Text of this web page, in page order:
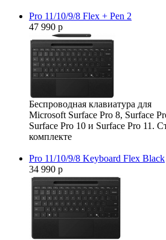
Pro 11/10/9/8 Flex + Pen 2
47 990 р
Беспроводная клавиатура для
Microsoft Surface Pro 8, Surface
Surface Pro 10 и Surface Pro 11.
комплекте
Pro 11/10/9/8 Keyboard Flex Black
34 990 р